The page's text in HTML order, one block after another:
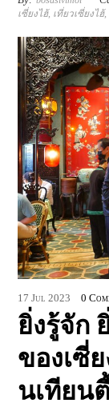
เซี่ยงไฮ้, เที่ยวเซี่ยงไฮ้,
17 Jul 2023 0
ยิ่งรู้จัก
ของเซี่
นเทียน